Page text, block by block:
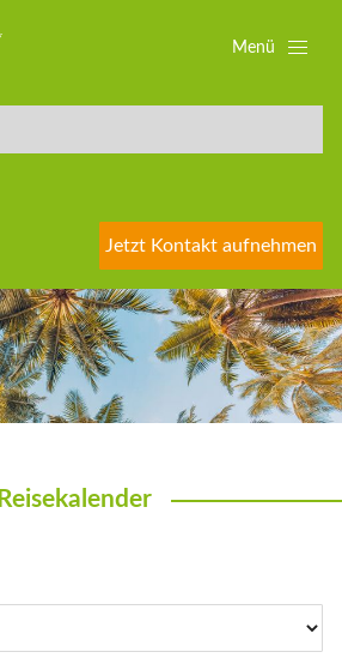
Jetzt Kontakt aufnehmen
Menü
Reisekalender